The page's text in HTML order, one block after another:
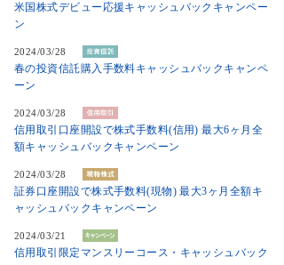
米国株式デビュー応援キャッシュバックキャンペー
ン
2024/03/28
春の投資信託購入手数料キャッシュバックキャンペ
ーン
2024/03/28
信用取引口座開設で株式手数料(信用) 最大6ヶ月全
額キャッシュバックキャンペーン
2024/03/28
証券口座開設で株式手数料(現物) 最大3ヶ月全額キ
ャッシュバックキャンペーン
2024/03/21
信用取引限定マンスリーコース・キャッシュバック